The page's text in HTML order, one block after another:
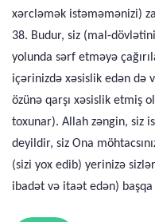
xərcləmək istəməmənizi)
38. Budur, siz (mal-
yolunda sərf etməyə
içərinizdə xəsislik edən də
özünə qarşı xəsislik etmiş
toxunar). Allah zəngin, siz
deyildir, siz Ona
(sizi yox edib) yerinizə
ibadət və itaət edən)